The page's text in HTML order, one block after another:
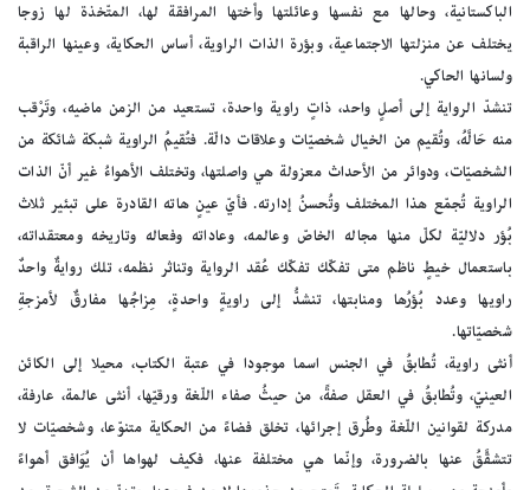
الباكستانية، وحالها مع نفسها وعائلتها وأختها المرافقة لها، المتّخذة لها زوجا
يختلف عن منزلتها الاجتماعية، وبؤرة الذات الراوية، أساس الحكاية، وعينها الراقبة
ولسانها الحاكي.
تنشدّ الرواية إلى أصلٍ واحد، ذاتٍ راوية واحدة، تستعيد من الزمن ماضيه، وتَرْقب
منه حَالَّهُ، وتُقيم من الخيال شخصيّات وعلاقات دالّة. فتُقيمُ الراوية شبكة شائكة من
الشخصيّات، ودوائر من الأحداث معزولة هي واصلتها، وتختلف الأهواءُ غير أنّ الذات
الراوية تُجمّع هذا المختلف وتُحسنُ إدارته. فأيّ عينٍ هاته القادرة على تبئير ثلاث
بُؤر دلاليّة لكلّ منها مجاله الخاصّ وعالمه، وعاداته وفعاله وتاريخه ومعتقداته،
باستعمال خيطٍ ناظم متى تفكّك تفكّك عُقد الرواية وتناثر نظمه، تلك روايةٌ واحدٌ
راويها وعدد بُؤرُها ومنابتها، تنشدُّ إلى راويةٍ واحدةٍ، مِزاجُها مفارقٌ لأمزجةِ
شخصيّاتها.
أنثى راوية، تُطابقُ في الجنس اسما موجودا في عتبة الكتاب، محيلا إلى الكائن
العينيّ، وتُطابقُ في العقل صفةً، من حيثُ صفاء اللّغة ورقيّها، أنثى عالمة، عارفة،
مدركة لقوانين اللّغة وطُرق إجرائها، تخلق فضاءً من الحكاية متنوّعا، وشخصيّات لا
تتشقَّقُ عنها بالضرورة، وإنّما هي مختلفة عنها، فكيف لهواها أن يُوَافق أهواءً